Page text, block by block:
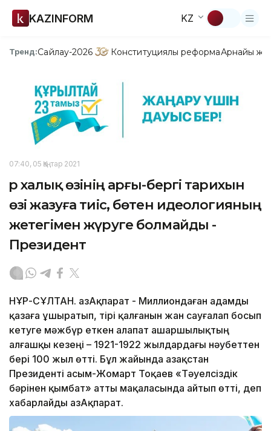
KAZINFORM KZ
Тренд:Сайлау-2026 Конституциялық реформаАрнайы
07:40, 05 Қаңтар 2021
Әр халық өзінің арғы-бергі тарихын
өзі жазуға тиіс, бөтен идеологияның
жетегімен жүруге болмайды -
Президент
НҰР-СҰЛТАН. ҚазАқпарат - Миллиондаған адамды
қазаға ұшыратып, тірі қалғанын жан сауғалап босып
кетуге мәжбүр еткен алапат ашаршылықтың
алғашқы кезеңі – 1921-1922 жылдардағы нәубеттен
бері 100 жыл өтті. Бұл жайында Қазақстан
Президенті Қасым-Жомарт Тоқаев «Тәуелсіздік
бәрінен қымбат» атты мақаласында айтып өтті, деп
хабарлайды ҚазАқпарат.